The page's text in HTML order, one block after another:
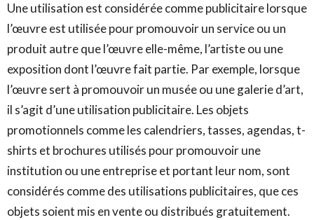
Une utilisation est considérée comme publicitaire lorsque
l’œuvre est utilisée pour promouvoir un service ou un
produit autre que l’œuvre elle-même, l’artiste ou une
exposition dont l’œuvre fait partie. Par exemple, lorsque
l’œuvre sert à promouvoir un musée ou une galerie d’art,
il s’agit d’une utilisation publicitaire. Les objets
promotionnels comme les calendriers, tasses, agendas, t-
shirts et brochures utilisés pour promouvoir une
institution ou une entreprise et portant leur nom, sont
considérés comme des utilisations publicitaires, que ces
objets soient mis en vente ou distribués gratuitement.